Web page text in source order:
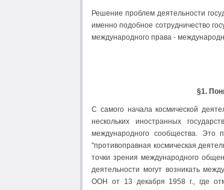
Решение проблем деятельности
именно подобное сотрудничество
международного права -
§1.
С самого начала космической
нескольких иностранных
международного сообщества. Это
"противоправная космическая
точки зрения международного
деятельности могут возникать
ООН от 13 декабря 1958 г., где